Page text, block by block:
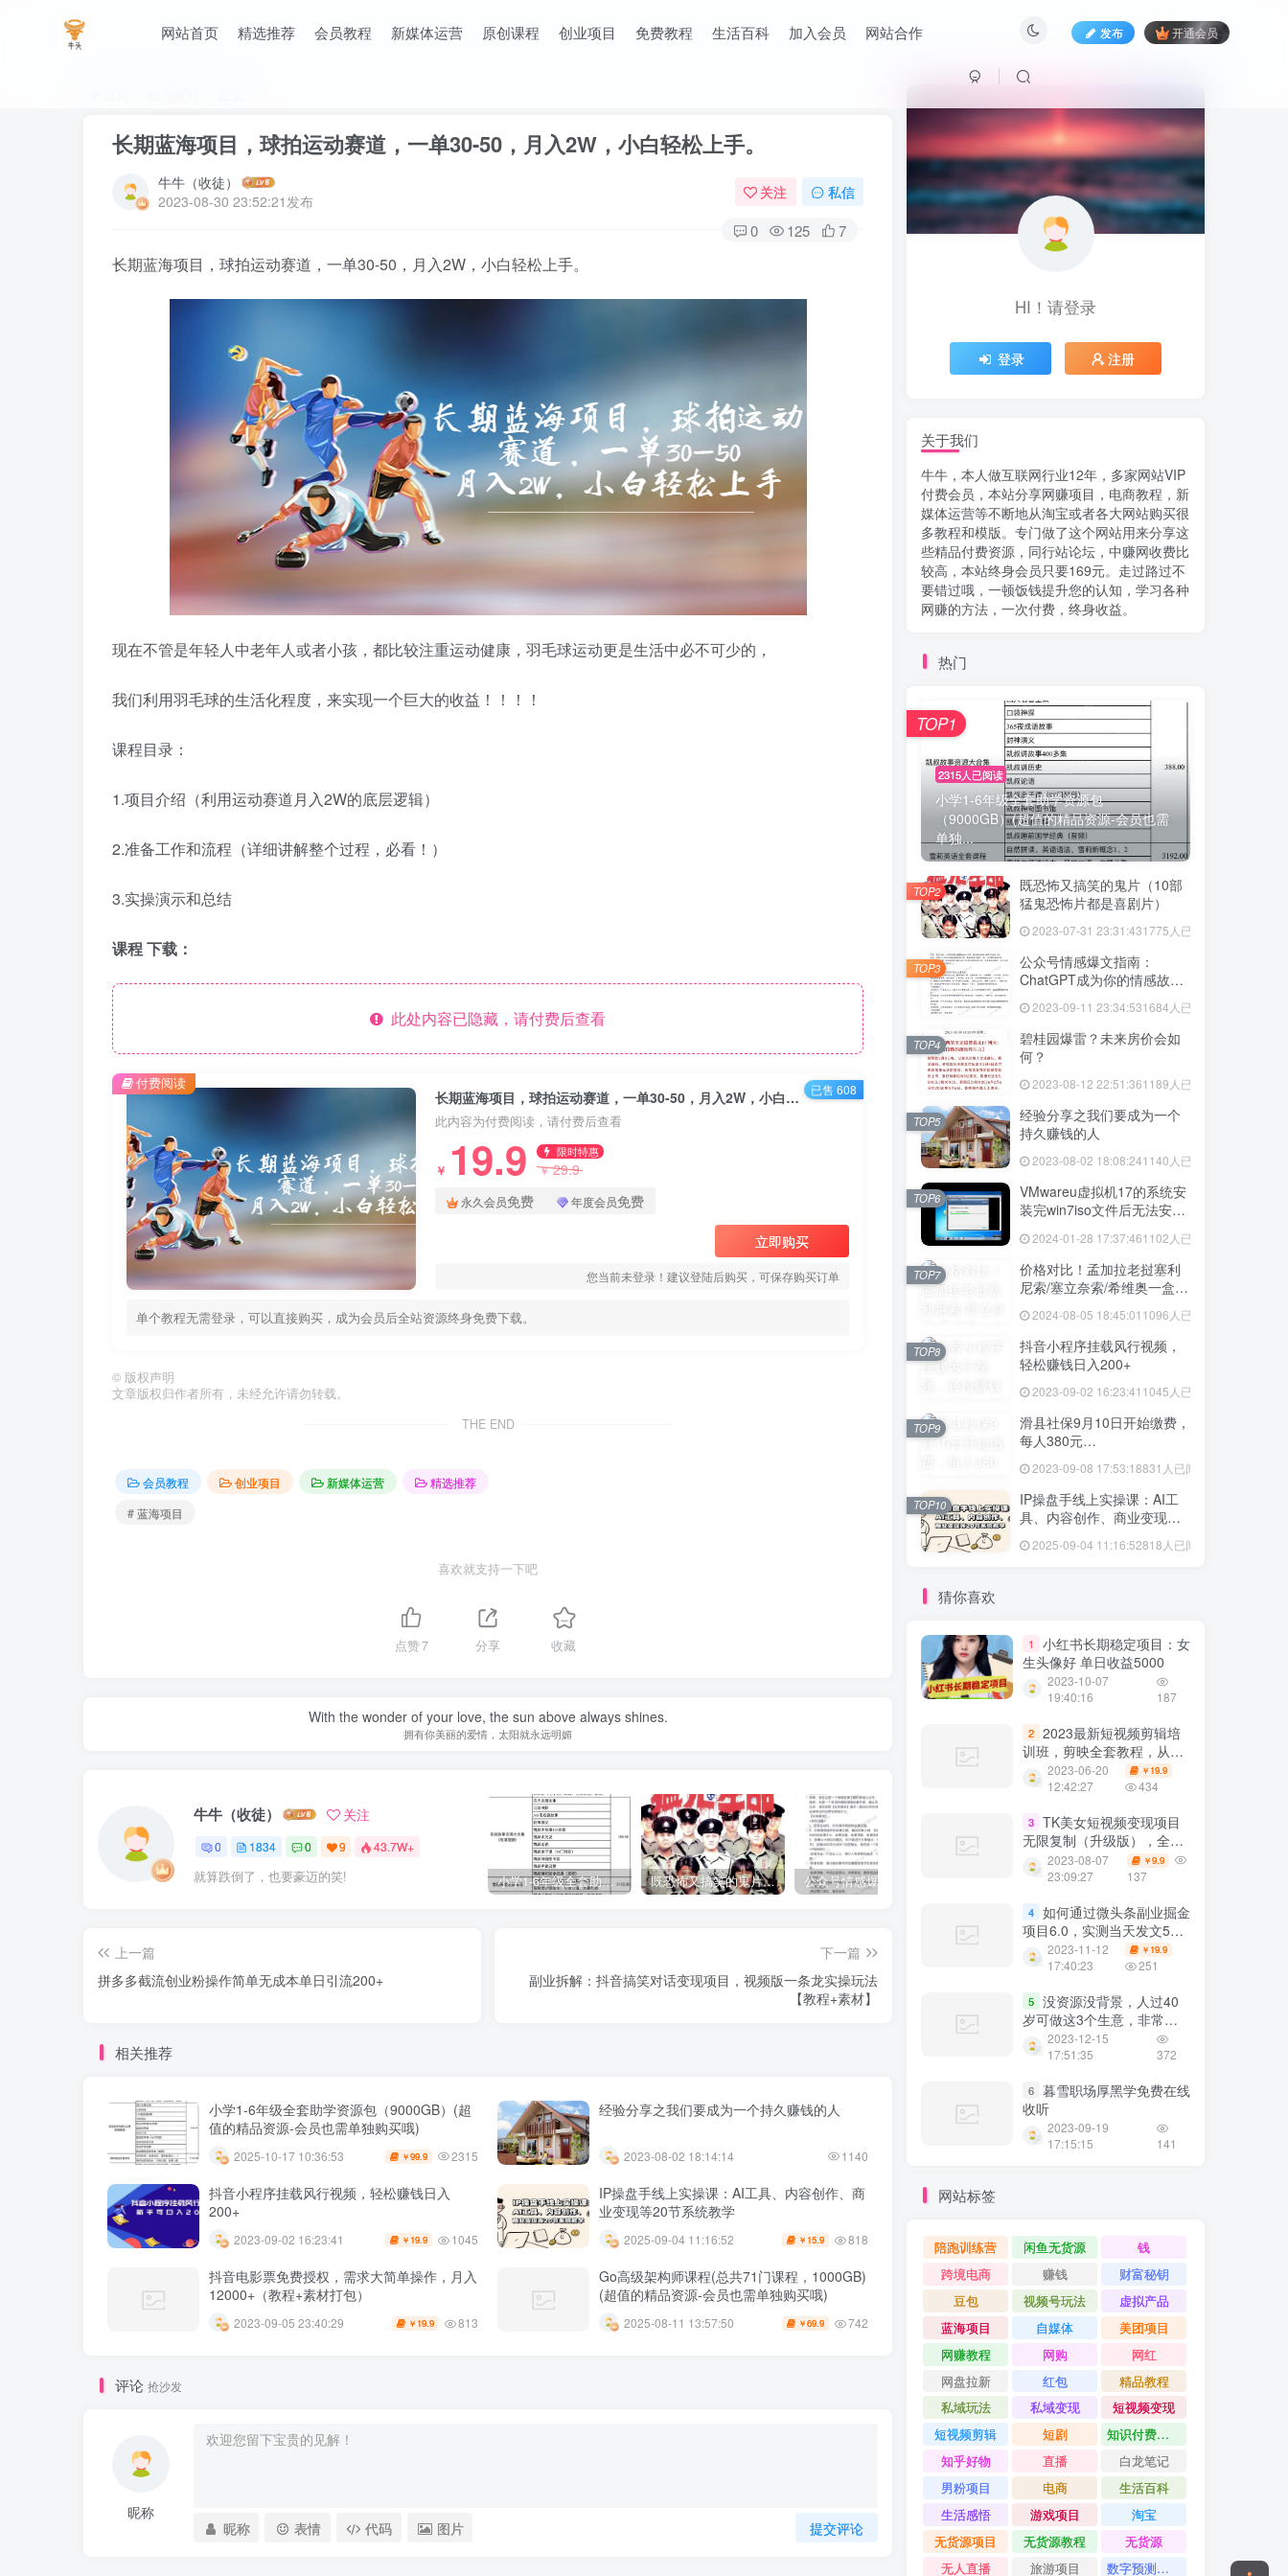
网站首页 精选推荐 会员教程 新媒体运营 原创课程 创业项目 免费教程 生活百科 加入会员 网站合作 发布 开通会员
长期蓝海项目，球拍运动赛道，一单30-50，月入2W，小白轻松上手。
牛牛（收徒）
2023-08-30 23:52:21发布
关注 私信
0 125 7
长期蓝海项目，球拍运动赛道，一单30-50，月入2W，小白轻松上手。
现在不管是年轻人中老年人或者小孩，都比较注重运动健康，羽毛球运动更是生活中必不可少的，
我们利用羽毛球的生活化程度，来实现一个巨大的收益！！！！
课程目录：
1.项目介绍（利用运动赛道月入2W的底层逻辑）
2.准备工作和流程（详细讲解整个过程，必看！）
3.实操演示和总结
课程 下载：
此处内容已隐藏，请付费后查看
长期蓝海项目，球拍运动赛道，一单30-50，月入2W，小白轻松上手。
此内容为付费阅读，请付费后查看
￥ 19.9 限时特惠
￥29.9
永久会员免费 年度会员免费
立即购买
您当前未登录！建议登陆后购买，可保存购买订单
单个教程无需登录，可以直接购买，成为会员后全站资源终身免费下载。
付费阅读 已售 608
© 版权声明
文章版权归作者所有，未经允许请勿转载。
THE END
会员教程 创业项目 新媒体运营
精选推荐
# 蓝海项目
喜欢就支持一下吧
点赞7 分享 收藏
With the wonder of your love, the sun above always shines.
拥有你美丽的爱情，太阳就永远明媚
牛牛（收徒） 关注
0 1834 0 9 43.7W+
就算跌倒了，也要豪迈的笑! 小学1-6年级全套助学资源包（9000GB）(超值的精品资源-会员也需单独购买哦) 既恐怖又搞笑的鬼片（10部猛鬼恐怖片都是喜剧片） 碧桂园爆雷？未来房价会如何？
上一篇
拼多多截流创业粉操作简单无成本单日引流200+
下一篇
副业拆解：抖音搞笑对话变现项目，视频版一条龙实操玩法
【教程+素材】
相关推荐
小学1-6年级全套助学资源包（9000GB）(超
值的精品资源-会员也需单独购买哦)
2025-10-17 10:36:53 ￥99.9 2315
经验分享之我们要成为一个持久赚钱的人
2023-08-02 18:14:14 1140
抖音小程序挂载风行视频，轻松赚钱日入
200+
2023-09-02 16:23:41 ￥ 19.9 1045
IP操盘手线上实操课：AI工具、内容创作、商
业变现等20节系统教学
2025-09-04 11:16:52 ￥ 15.9 818
抖音电影票免费授权，需求大简单操作，月入
12000+（教程+素材打包）
2023-09-05 23:40:29 ￥ 19.9 813
Go高级架构师课程(总共71门课程，1000GB)
(超值的精品资源-会员也需单独购买哦)
2025-08-11 13:57:50 ￥69.9 742
评论 抢沙发
昵称
提交评论
昵称 表情 代码 图片
HI！请登录
登录 注册
HI！请登录
登录 注册
关于我们
牛牛，本人做互联网行业12年，多家网站VIP
付费会员，本站分享网赚项目，电商教程，新
媒体运营等不断地从淘宝或者各大网站购买很
多教程和模版。专门做了这个网站用来分享这
些精品付费资源，同行站论坛，中赚网收费比
较高，本站终身会员只要169元。走过路过不
要错过哦，一顿饭钱提升您的认知，学习各种
网赚的方法，一次付费，终身收益。
热门
2315人已阅读
小学1-6年级全套助学资源包
（9000GB）(超值的精品资源-会员也需
单独...
TOP1
既恐怖又搞笑的鬼片（10部
猛鬼恐怖片都是喜剧片）
2023-07-31 23:31:431775人已阅读
TOP2
公众号情感爆文指南：
ChatGPT成为你的情感故事
好帮手！
2023-09-11 23:34:531684人已阅读
TOP3
碧桂园爆雷？未来房价会如
何？
2023-08-12 22:51:361189人已阅读
TOP4
经验分享之我们要成为一个
持久赚钱的人
2023-08-02 18:08:241140人已阅读
TOP5
VMwareu虚拟机17的系统安
装完win7iso文件后无法安装
2024-01-28 17:37:461102人已阅读
TOP6
价格对比！孟加拉老挝塞利
尼索/塞立奈索/希维奥一盒价
2024-08-05 18:45:01 1096人已阅读
TOP7
抖音小程序挂载风行视频，
轻松赚钱日入200+
2023-09-02 16:23:41 1045人已阅读
TOP8
滑县社保9月10日开始缴费，
每人380元…
2023-09-08 17:53:18831人已阅读
TOP9
IP操盘手线上实操课：AI工
具、内容创作、商业变现等
2025-09-04 11:16:52818人已阅读
TOP10
猜你喜欢
1
小红书长期稳定项目：女
生头像好 单日收益5000
2023-10-07
19:40:16
187
2 2023最新短视频剪辑培
训班，剪映全套教程，从小
白到大师零基础速成课
2023-06-20
12:42:27
￥ 19.9
434
3 TK美女短视频变现项目
无限复制（升级版），全网
最高性价比项目
2023-08-07
23:09:27
￥9.9
137
4 如何通过微头条副业掘金
项目6.0，实测当天发文5
篇，变现90，傻瓜式写作轻
松赚钱
2023-11-12
17:40:23
￥ 19.9
251
5 没资源没背景，人过40
岁可做这3个生意，非常冷
门，低调赚钱
2023-12-15
17:51:35
372
6 暮雪职场厚黑学免费在线
收听
2023-09-19
17:15:15
141
网站标签
陪跑训练营 闲鱼无货源
钱
跨境电商
赚钱
财富秘钥
豆包
视频号玩法
虚拟产品
蓝海项目
自媒体
美团项目
网赚教程
网购
网红
网盘拉新
红包
精品教程
私域玩法
私域变现
短视频变现
短视频剪辑
短剧
知识付费项目
知乎好物
直播
白龙笔记
男粉项目
电商
生活百科
生活感悟
游戏项目
淘宝
无货源项目
无货源教程
无货源
无人直播
旅游项目 数字预测大师